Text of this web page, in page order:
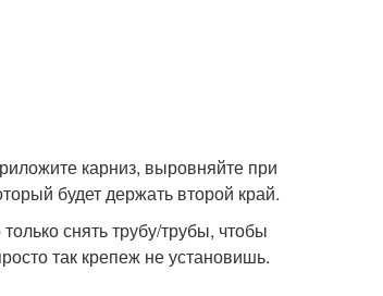
карниз, выровняйте при
будет держать второй край.
снять трубу/трубы, чтобы
так крепеж не установишь.